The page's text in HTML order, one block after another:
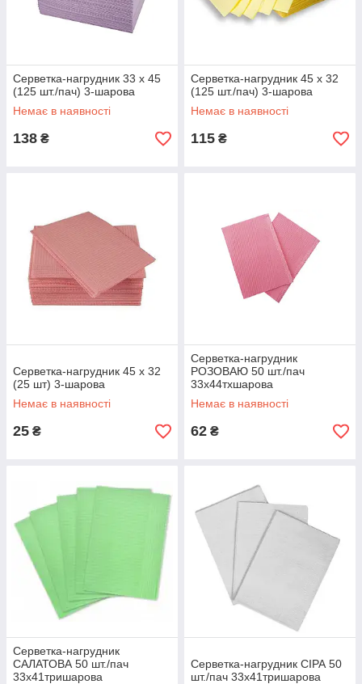
Серветка-нагрудник 33 х 45
(125 шт./пач) 3-шарова
Немає в наявності
138 ₴
Серветка-нагрудник 45 х 32
(125 шт./пач) 3-шарова
Немає в наявності
115 ₴
Серветка-нагрудник 45 х 32
(25 шт) 3-шарова
Немає в наявності
25 ₴
Серветка-нагрудник
РОЗОВАЮ 50 шт./пач
33х44тхшарова
Немає в наявності
62 ₴
Серветка-нагрудник
САЛАТОВА 50 шт./пач
33х41тришарова
Серветка-нагрудник СІРА 50
шт./пач 33х41тришарова